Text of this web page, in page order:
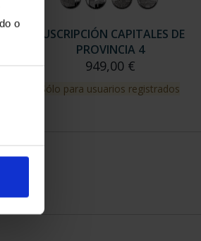
o
SUSCRIPCIÓN CAPITALES DE
PROVINCIA 4
949,00 €
Sólo para usuarios registrados